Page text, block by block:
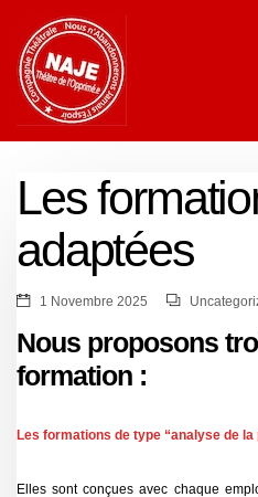
Les
adaptées
1 Novembre 2025
Nous proposons
formation :
Les formations de type “analyse de la
Elles sont conçues avec chaque